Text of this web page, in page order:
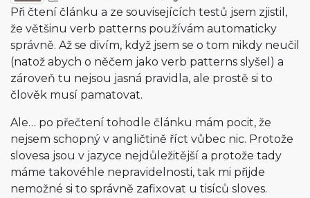
Při čtení článku a ze souvisejících testů jsem zjistil,
že většinu verb patterns používám automaticky
správně. Až se divím, když jsem se o tom nikdy neučil
(natož abych o něčem jako verb patterns slyšel) a
zároveň tu nejsou jasná pravidla, ale prostě si to
člověk musí pamatovat.
Ale… po přečtení tohodle článku mám pocit, že
nejsem schopný v angličtině říct vůbec nic. Protože
slovesa jsou v jazyce nejdůležitější a protože tady
máme takovéhle nepravidelnosti, tak mi přijde
nemožné si to správně zafixovat u tisíců sloves.